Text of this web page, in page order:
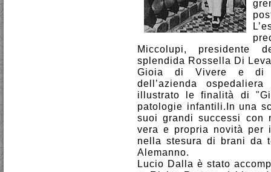
Miccolupi, presidente
splendida Rossella Di
Gioia di Vivere e di
dell’azienda
illustrato le finalità di
patologie infantili.In una
suoi grandi successi con
vera e propria novità per
nella stesura di brani da
Alemanno.
Lucio Dalla è stato